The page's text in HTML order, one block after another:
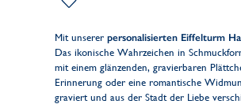
Mit unserer personalisierten Eiffelturm
Das ikonische Wahrzeichen in
mit einem glänzenden, gravierbaren
Erinnerung oder eine romantische
graviert und aus der Stadt der Liebe